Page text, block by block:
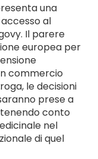
una
al
Il parere
europea per
commercio
le decisioni
prese a
conto
nel
di quel